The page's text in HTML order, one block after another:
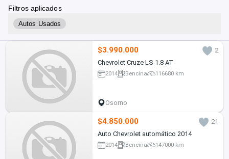
Filtros aplicados
Autos Usados
$3.990.000
2
Chevrolet Cruze LS 1.8 AT
2014 Bencina 116680 km
Osorno
$4.850.000
21
Auto Chevrolet automático 2014
2014 Bencina 147000 km